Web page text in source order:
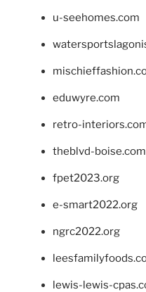
u-seehomes.com
eduwyre.com
retro-
theblvd-boise.com
fpet2023.org
e-smart2022.org
ngrc2022.org
lewis-lewis-